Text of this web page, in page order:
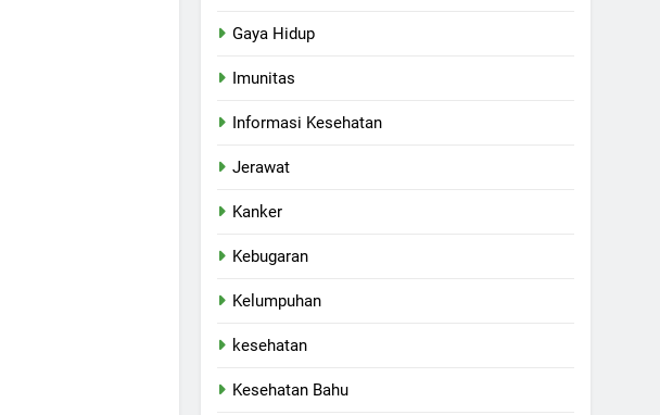
Gaya Hidup
Imunitas
Informasi Kesehatan
Jerawat
Kanker
Kebugaran
Kelumpuhan
kesehatan
Kesehatan Bahu